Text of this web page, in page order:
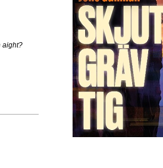
aight?